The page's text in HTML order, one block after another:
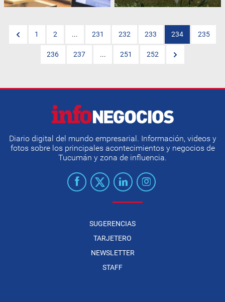
1 2 ... 231 232 233 234 235
236 237 ... 251 252
Diario digital del mundo empresarial. Información, videos y
fotos sobre los principales acontecimientos y negocios de
Tucumán y zona de influencia.
SUGERENCIAS
TARJETERO
NEWSLETTER
STAFF